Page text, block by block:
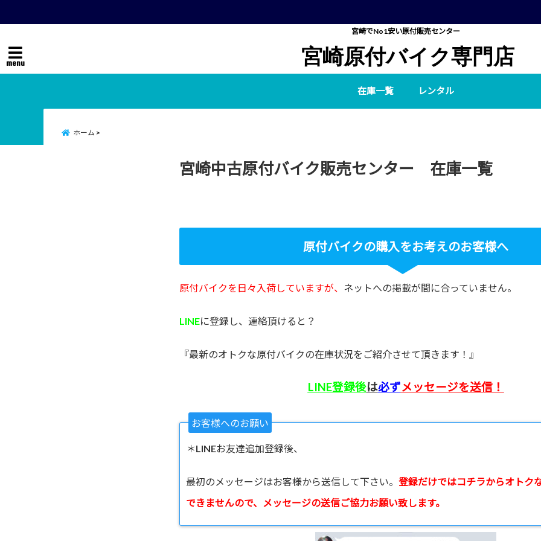
宮崎でNo1安い原付販売センター
menu 宮崎原付バイク専門店
在庫一覧 レンタル
ホーム
宮崎中古原付バイク販売センター 在庫一覧
原付バイクの購入をお考えのお客様へ
原付バイクを日々入荷していますが、 ネットへの掲載が間に合っていません。
LINEに登録し、連絡頂けると？
『最新のオトクな原付バイクの在庫状況をご紹介させて頂きます！』
LINE登録後は必ずメッセージを送信！
お客様へのお願い
＊LINEお友達追加登録後、
最初のメッセージはお客様から送信して下さい。 登録だけではコチラからオトク
できませんので、メッセージの送信ご協力お願い致します。